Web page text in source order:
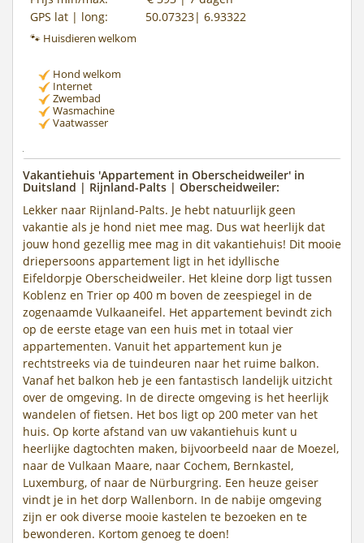
GPS lat | long:
50.07323| 6.93322
🐾 Huisdieren welkom
Hond welkom
Internet
Zwembad
Wasmachine
Vaatwasser
Vakantiehuis 'Appartement in Oberscheidweiler' in
Duitsland | Rijnland-Palts | Oberscheidweiler:
Lekker naar Rijnland-Palts. Je hebt natuurlijk geen
vakantie als je hond niet mee mag. Dus wat heerlijk dat
jouw hond gezellig mee mag in dit vakantiehuis! Dit mooie
driepersoons appartement ligt in het idyllische
Eifeldorpje Oberscheidweiler. Het kleine dorp ligt tussen
Koblenz en Trier op 400 m boven de zeespiegel in de
zogenaamde Vulkaaneifel. Het appartement bevindt zich
op de eerste etage van een huis met in totaal vier
appartementen. Vanuit het appartement kun je
rechtstreeks via de tuindeuren naar het ruime balkon.
Vanaf het balkon heb je een fantastisch landelijk uitzicht
over de omgeving. In de directe omgeving is het heerlijk
wandelen of fietsen. Het bos ligt op 200 meter van het
huis. Op korte afstand van uw vakantiehuis kunt u
heerlijke dagtochten maken, bijvoorbeeld naar de Moezel,
naar de Vulkaan Maare, naar Cochem, Bernkastel,
Luxemburg, of naar de Nürburgring. Een heuze geiser
vindt je in het dorp Wallenborn. In de nabije omgeving
zijn er ook diverse mooie kastelen te bezoeken en te
bewonderen. Kortom genoeg te doen!